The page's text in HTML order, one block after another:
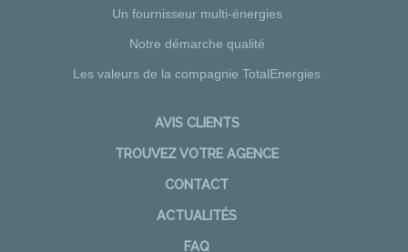
Un fournisseur multi-énergies
Notre démarche qualité
Les valeurs de la compagnie TotalEnergies
AVIS CLIENTS
TROUVEZ VOTRE AGENCE
CONTACT
ACTUALITÉS
FAQ